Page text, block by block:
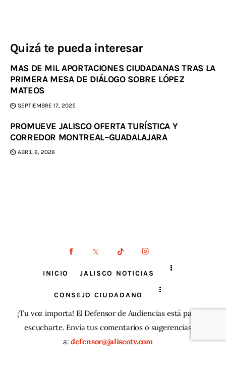
Quizá te pueda interesar
MAS DE MIL APORTACIONES CIUDADANAS TRAS LA
PRIMERA MESA DE DIÁLOGO SOBRE LÓPEZ
MATEOS
SEPTIEMBRE 17, 2025
PROMUEVE JALISCO OFERTA TURÍSTICA Y
CORREDOR MONTREAL–GUADALAJARA
ABRIL 6, 2026
INICIO JALISCO NOTICIAS
CONSEJO CIUDADANO
¡Tu voz importa! El Defensor de Audiencias está para
escucharte. Envía tus comentarios o sugerencias
a:defensor@jaliscotv.com